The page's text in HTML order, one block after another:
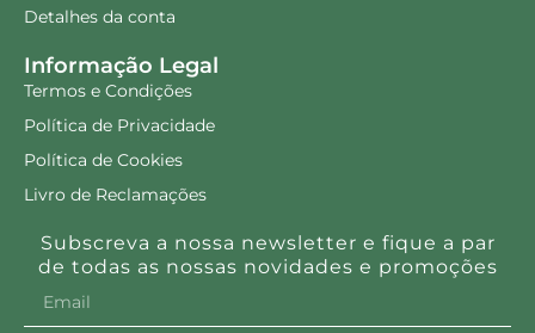
Detalhes da conta
Informação Legal
Termos e Condições
Política de Privacidade
Política de Cookies
Livro de Reclamações
Subscreva a nossa newsletter e fique a par
de todas as nossas novidades e promoções